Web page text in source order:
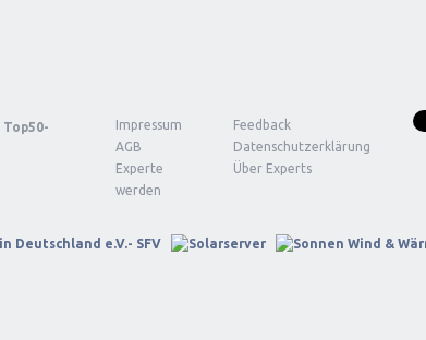
Top50-
Impressum
Feedback
AGB
Datenschutzerklärung
Experte
werden
Über Experts